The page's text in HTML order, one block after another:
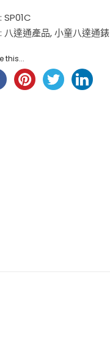
SP01C
八達通產品,小童八達通錶
this...
帶 ...